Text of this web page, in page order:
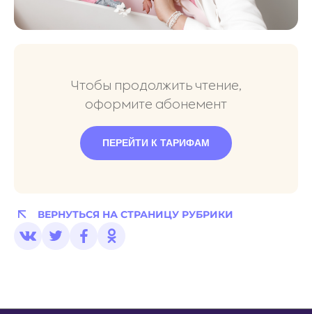
Чтобы продолжить чтение,
оформите абонемент
ПЕРЕЙТИ К ТАРИФАМ
ВЕРНУТЬСЯ НА СТРАНИЦУ РУБРИКИ